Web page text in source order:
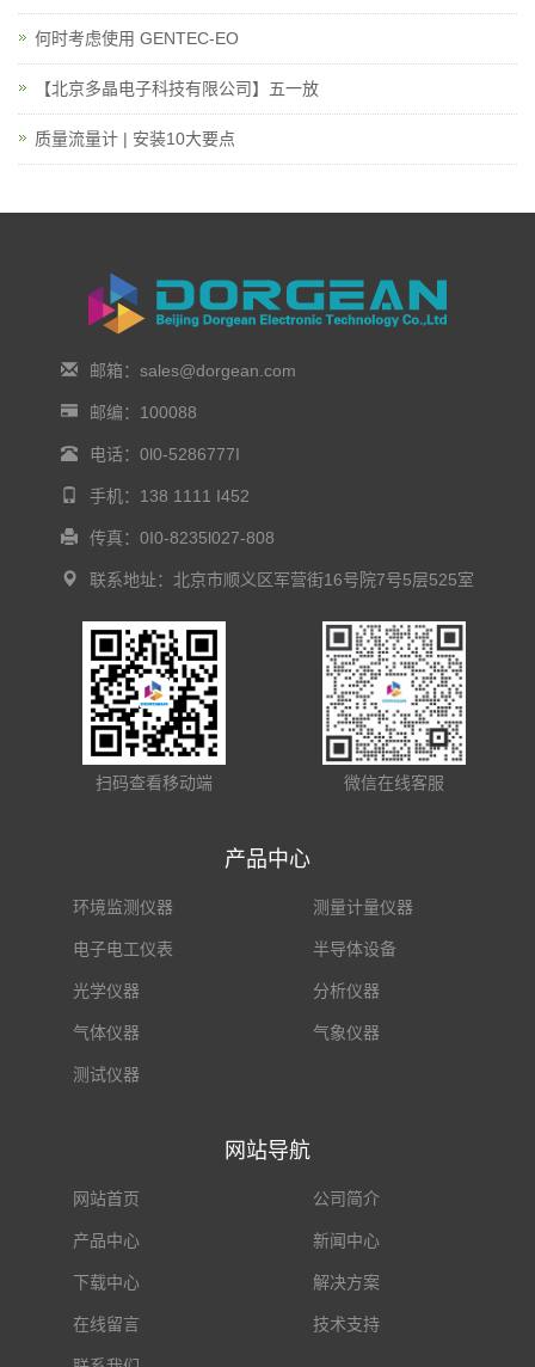
何时考虑使用 GENTEC-EO
【北京多晶电子科技有限公司】五一放
质量流量计 | 安装10大要点
邮箱：sales@dorgean.com
邮编：100088
电话：0l0-5286777I
手机：138 1111 I452
传真：0I0-8235l027-808
联系地址：北京市顺义区军营街16号院7号5层525室
扫码查看移动端 微信在线客服
产品中心
环境监测仪器 测量计量仪器
电子电工仪表 半导体设备
光学仪器 分析仪器
气体仪器 气象仪器
测试仪器
网站导航
网站首页 公司简介
产品中心 新闻中心
下载中心 解决方案
在线留言 技术支持